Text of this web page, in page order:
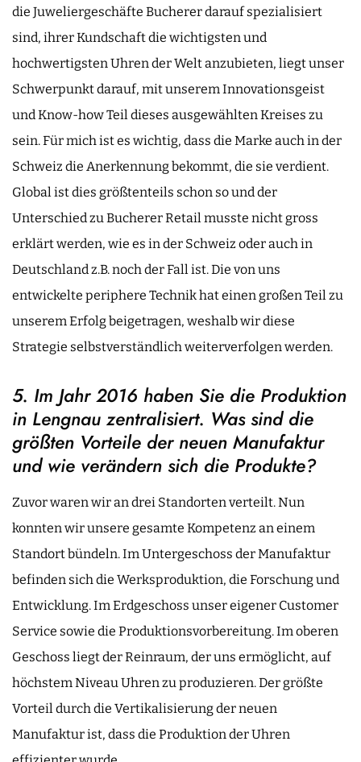
die Juweliergeschäfte Bucherer darauf spezialisiert
sind, ihrer Kundschaft die wichtigsten und
hochwertigsten Uhren der Welt anzubieten, liegt unser
Schwerpunkt darauf, mit unserem Innovationsgeist
und Know-how Teil dieses ausgewählten Kreises zu
sein. Für mich ist es wichtig, dass die Marke auch in der
Schweiz die Anerkennung bekommt, die sie verdient.
Global ist dies größtenteils schon so und der
Unterschied zu Bucherer Retail musste nicht gross
erklärt werden, wie es in der Schweiz oder auch in
Deutschland z.B. noch der Fall ist. Die von uns
entwickelte periphere Technik hat einen großen Teil zu
unserem Erfolg beigetragen, weshalb wir diese
Strategie selbstverständlich weiterverfolgen werden.
5. Im Jahr 2016 haben Sie die Produktion
in Lengnau zentralisiert. Was sind die
größten Vorteile der neuen Manufaktur
und wie verändern sich die Produkte?
Zuvor waren wir an drei Standorten verteilt. Nun
konnten wir unsere gesamte Kompetenz an einem
Standort bündeln. Im Untergeschoss der Manufaktur
befinden sich die Werksproduktion, die Forschung und
Entwicklung. Im Erdgeschoss unser eigener Customer
Service sowie die Produktionsvorbereitung. Im oberen
Geschoss liegt der Reinraum, der uns ermöglicht, auf
höchstem Niveau Uhren zu produzieren. Der größte
Vorteil durch die Vertikalisierung der neuen
Manufaktur ist, dass die Produktion der Uhren